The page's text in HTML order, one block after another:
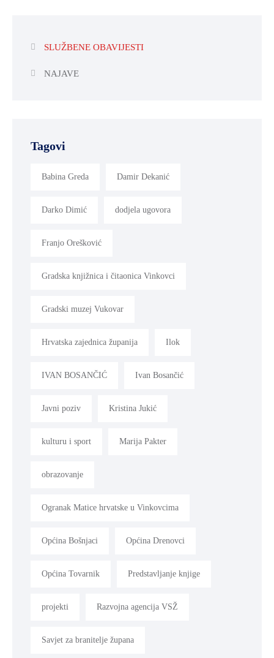
SLUŽBENE OBAVIJESTI
NAJAVE
Tagovi
Babina Greda Damir Dekanić
Darko Dimić dodjela ugovora
Franjo Orešković
Gradska knjižnica i čitaonica Vinkovci
Gradski muzej Vukovar
Hrvatska zajednica županija Ilok
IVAN BOSANČIĆ Ivan Bosančić
Javni poziv Kristina Jukić
kulturu i sport Marija Pakter
obrazovanje
Ogranak Matice hrvatske u Vinkovcima
Općina Bošnjaci Općina Drenovci
Općina Tovarnik Predstavljanje knjige
projekti Razvojna agencija VSŽ
Savjet za branitelje župana